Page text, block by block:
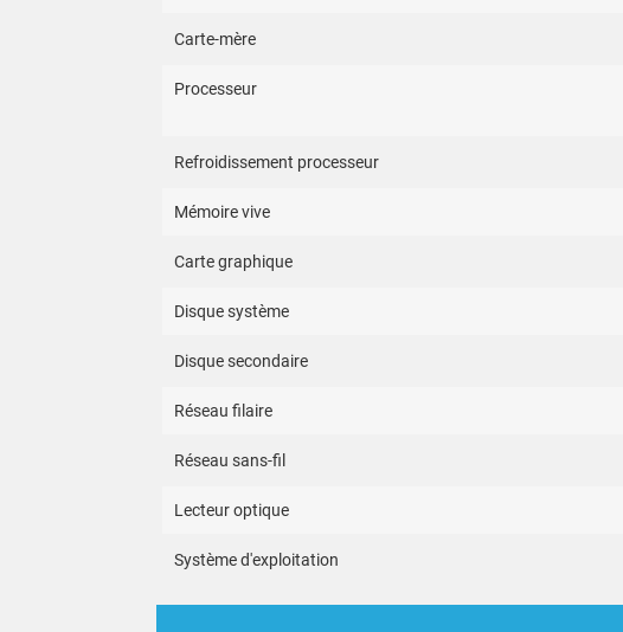
Carte-mère
Processeur
Refroidissement processeur
Mémoire vive
Carte graphique
Disque système
Disque secondaire
Réseau filaire
Réseau sans-fil
Lecteur optique
Système d'exploitation